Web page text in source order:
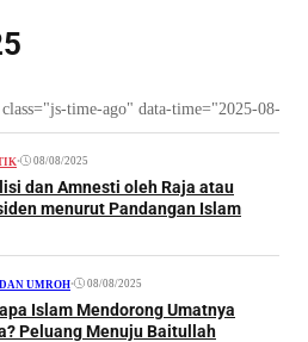
time-ago" data-time="2025-08-
• 08/08/2025
dan Amnesti oleh Raja atau
menurut Pandangan Islam
UMROH• 08/08/2025
Islam Mendorong Umatnya
Peluang Menuju Baitullah